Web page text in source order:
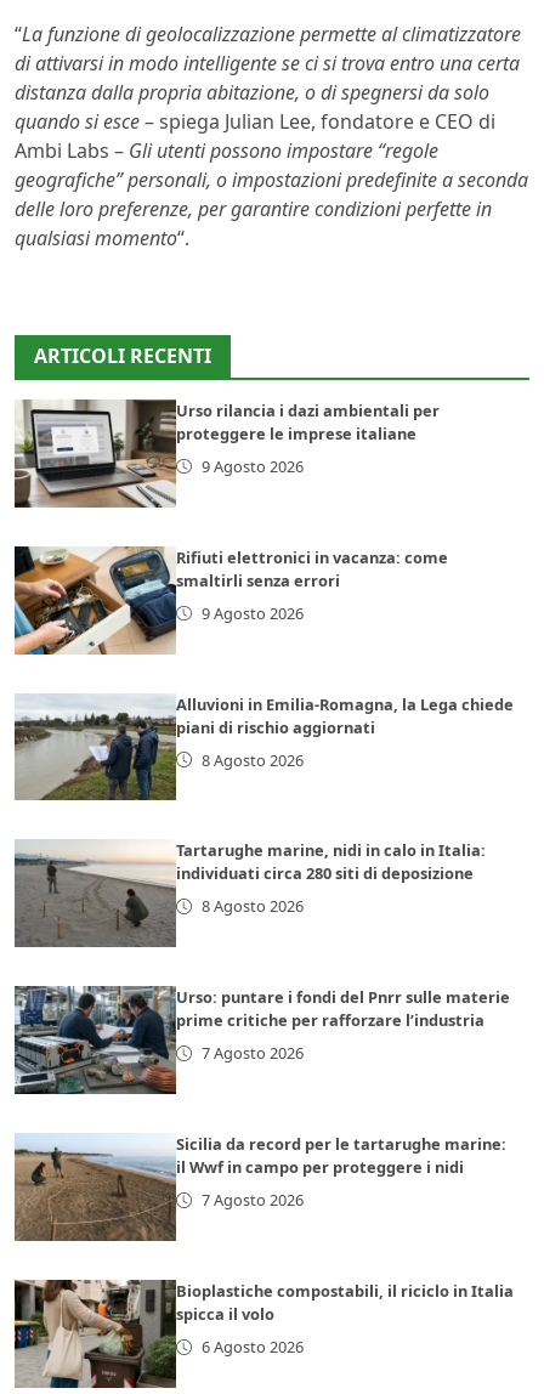
“La funzione di geolocalizzazione permette al climatizzatore
di attivarsi in modo intelligente se ci si trova entro una certa
distanza dalla propria abitazione, o di spegnersi da solo
quando si esce– spiega Julian Lee, fondatore e CEO di
Ambi Labs – Gli utenti possono impostare “regole
geografiche” personali, o impostazioni predefinite a seconda
delle loro preferenze, per garantire condizioni perfette in
qualsiasi momento“.
ARTICOLI RECENTI
Urso rilancia i dazi ambientali per
proteggere le imprese italiane
9 Agosto 2026
Rifiuti elettronici in vacanza: come
smaltirli senza errori
9 Agosto 2026
Alluvioni in Emilia-Romagna, la Lega chiede
piani di rischio aggiornati
8 Agosto 2026
Tartarughe marine, nidi in calo in Italia:
individuati circa 280 siti di deposizione
8 Agosto 2026
Urso: puntare i fondi del Pnrr sulle materie
prime critiche per rafforzare l’industria
7 Agosto 2026
Sicilia da record per le tartarughe marine:
il Wwf in campo per proteggere i nidi
7 Agosto 2026
Bioplastiche compostabili, il riciclo in Italia
spicca il volo
6 Agosto 2026